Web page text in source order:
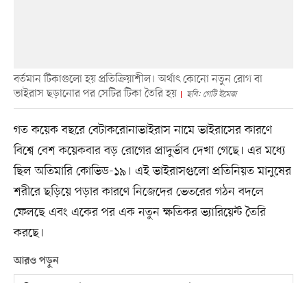
বর্তমান টিকাগুলো হয় প্রতিক্রিয়াশীল। অর্থাৎ কোনো নতুন রোগ বা
ভাইরাস ছড়ানোর পর সেটির টিকা তৈরি হয়
ছবি: গেটি ইমেজ
গত কয়েক বছরে বেটাকরোনাভাইরাস নামে ভাইরাসের কারণে
বিশ্বে বেশ কয়েকবার বড় রোগের প্রাদুর্ভাব দেখা গেছে। এর মধ্যে
ছিল অতিমারি কোভিড-১৯। এই ভাইরাসগুলো প্রতিনিয়ত মানুষের
শরীরে ছড়িয়ে পড়ার কারণে নিজেদের ভেতরের গঠন বদলে
ফেলছে এবং একের পর এক নতুন ক্ষতিকর ভ্যারিয়েন্ট তৈরি
করছে।
আরও পড়ুন